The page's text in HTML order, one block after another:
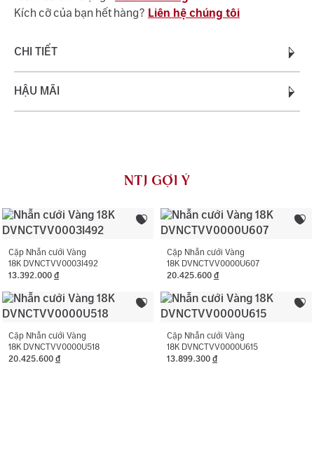
Kích cỡ của bạn hết hàng? Liên hệ chúng tôi
CHI TIẾT
Chất liệu:
Cubic Zirconia
Hình dạng đá phụ:
Hình tròn
HẬU MÃI
NTJ có chính sách bảo hành miễn phí 06 tháng như đính
phép, chỉ áp dụng với trường hợp không phát sinh thêm
vàng.
NTJ GỢI Ý
Cặp Nhẫn cưới Vàng
18K DVNCTVV0003I492
13.392.000 đ
Cặp Nhẫn cưới Vàng
18K DVNCTVV0000U607
20.425.600 đ
Cặp Nhẫn cưới Vàng
18K DVNCTVV0000U518
20.425.600 đ
Cặp Nhẫn cưới Vàng
18K DVNCTVV0000U615
13.899.300 đ